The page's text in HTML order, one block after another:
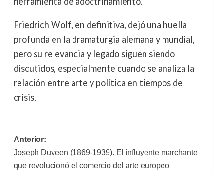
Friedrich Wolf, en definitiva, dejó una huella
profunda en la dramaturgia alemana y mundial,
pero su relevancia y legado siguen siendo
discutidos, especialmente cuando se analiza la
relación entre arte y política en tiempos de
crisis.
Navegación
de
Anterior:
Joseph Duveen (1869-1939). El influyente marchante
que revolucionó el comercio del arte europeo